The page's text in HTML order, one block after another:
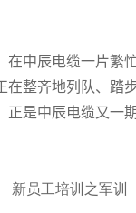
在中辰电缆一片繁
在整齐地列队、
正是中辰电缆又一
培训之军训